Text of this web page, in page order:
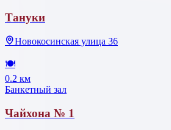
Тануки
Новокосинская улица 36
🍽
0.2 км
Банкетный зал
Чайхона № 1